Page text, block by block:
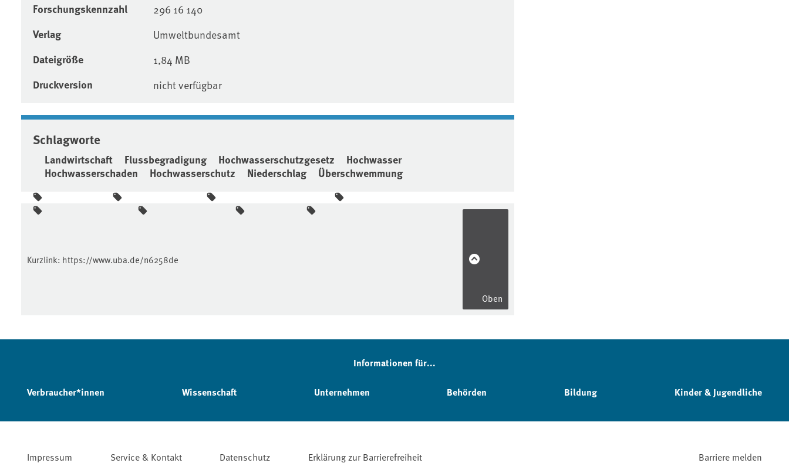
Forschungskennzahl 296 16 140
Verlag Umweltbundesamt
Dateigröße 1,84 MB
Druckversion nicht verfügbar
Schlagworte
Landwirtschaft Flussbegradigung Hochwasserschutzgesetz
Hochwasser
Hochwasserschaden
Hochwasserschutz Niederschlag Überschwemmung
Kurzlink: https://www.uba.de/n6258de
Oben
Informationen für...
Verbraucher*innen Wissenschaft Unternehmen Behörden Bildung Kinder & Jugendliche
Impressum Service & Kontakt Datenschutz Erklärung zur Barrierefreiheit Barriere melden